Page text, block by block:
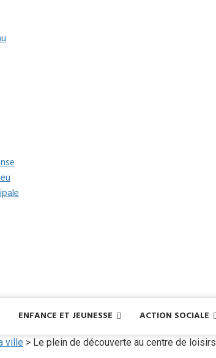
ENFANCE ET JEUNESSE ACTION SOCIALE
ville > Le plein de découverte au centre de loisirs